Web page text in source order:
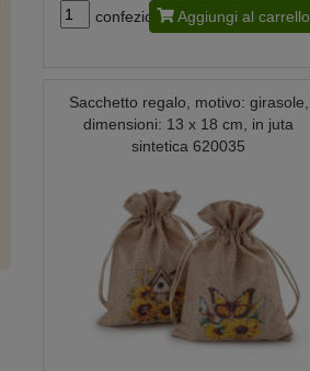
confezione Aggiungi al carrello
Sacchetto regalo, motivo: girasole,
dimensioni: 13 x 18 cm, in juta
sintetica 620035